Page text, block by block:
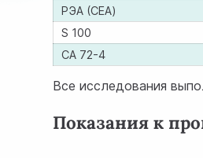
РЭА (CEA)
S 100
СА 72-4
Все исследования
Показания к